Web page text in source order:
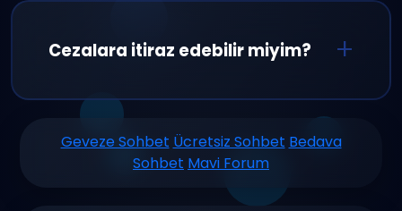
paylaşımının yasak olması ve kişisel bilgi
kurallarımızdır.
Cezalara itiraz edebilir miyim?
Evet, aldığınız cezaları haksız buluyorsanız
destek ekibimize başvurabilirsiniz. Tüm
başvurular detaylı incelenir ve en kısa
Geveze Sohbet Ücretsiz Sohbet Bedava
Sohbet Mavi Forum